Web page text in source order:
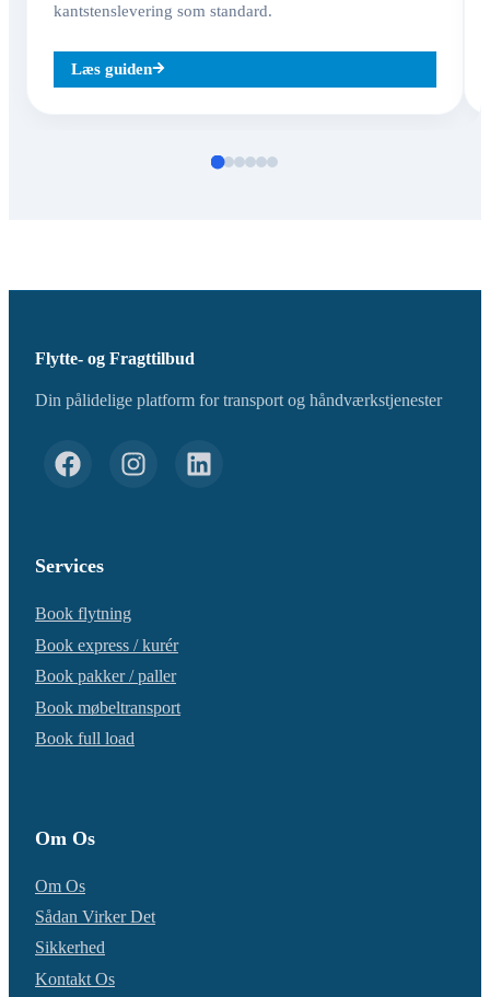
kantstenslevering som standard.
Læs guiden
Flytte- og Fragttilbud
Din pålidelige platform for transport og håndværkstjenester
Services
Book flytning
Book express / kurér
Book pakker / paller
Book møbeltransport
Book full load
Om Os
Om Os
Sådan Virker Det
Sikkerhed
Kontakt Os